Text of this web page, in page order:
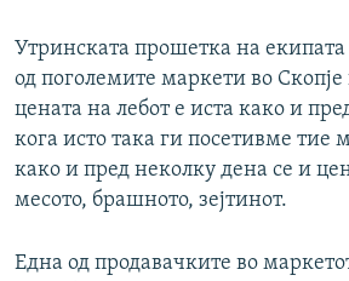
Утринската прошетка на
од поголемите маркети во
цената на лебот е иста како и
кога исто така ги посетивме тие
како и пред неколку дена се и
месото, брашното, зејтинот.
Една од продавачките во